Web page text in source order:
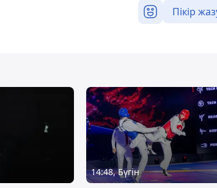
Пікір
14:48, Бүгін